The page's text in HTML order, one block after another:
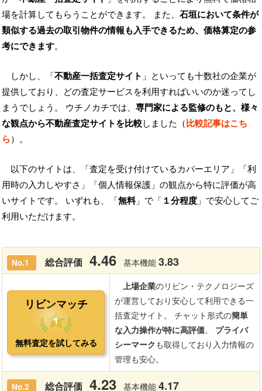
場を計算してもらうことができます。 また、 石垣において条件が
類似する過去の取引物件の情報も入手できるため、価格算定の参
考にできます。
しかし、「不動産一括査定サイト 」といっても十数社の企業が
提供しており、どの査定サービスを利用すればいいのか迷ってし
まうでしょう。 ウチノカチでは、 専門家による監修のもと、様々
な観点から不動産査定サイトを比較しました（比較記事はこち
ら）。
以下のサイトは、「査定を受け付けているカバーエリア」「利
用時の入力しやすさ」「個人情報保護」の観点から特に評価が高
いサイトです。 いずれも、「無料」で「 １分程度 」で安心してご
利用いただけます。